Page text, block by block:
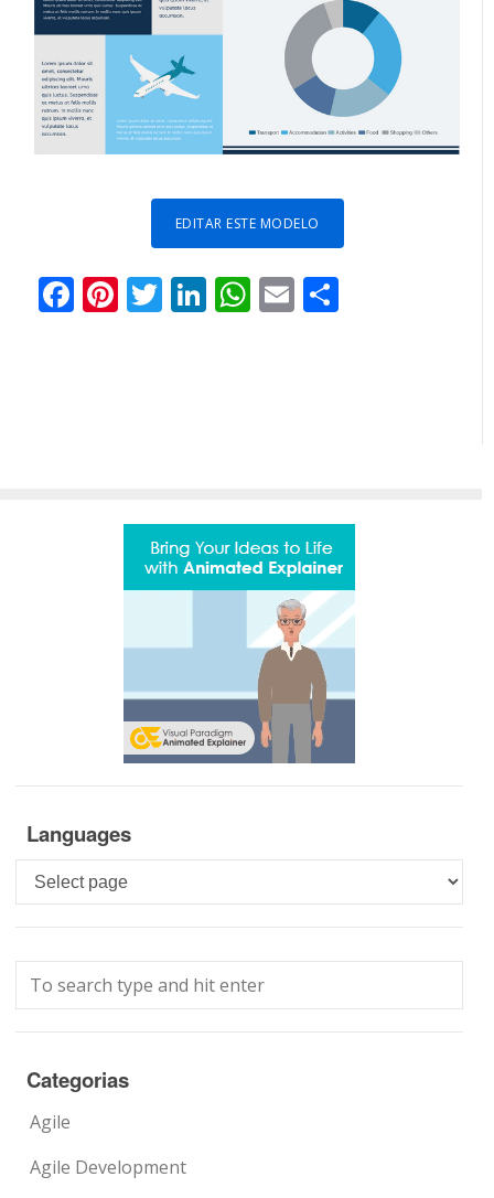
EDITAR ESTE MODELO
Facebook
Pinterest
Twitter
LinkedIn
WhatsApp
Email
Languages
Languages
Categorias
Agile
Agile Development